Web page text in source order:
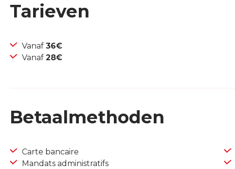
Tarieven
Vanaf 36€
Vanaf 28€
Betaalmethoden
Carte bancaire
Mandats administratifs